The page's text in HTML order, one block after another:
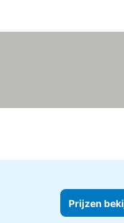
Prijzen